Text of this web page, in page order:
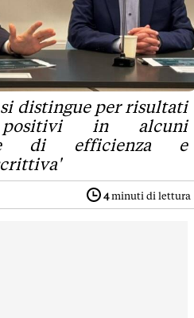
distingue per risultati
positivi in alcuni
di efficienza e
4minuti di lettura